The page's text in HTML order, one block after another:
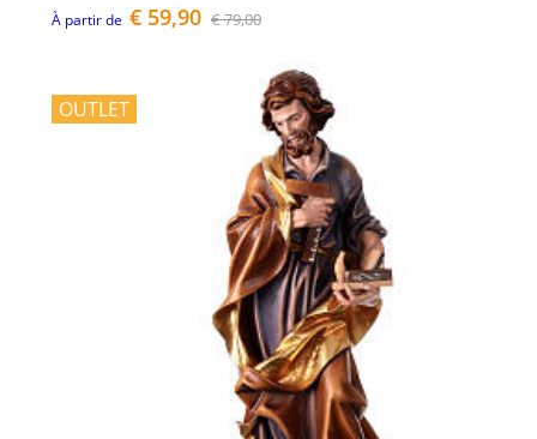
À partir de € 59,90 € 79,00
OUTLET